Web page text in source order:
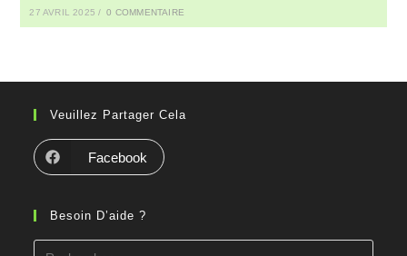
27 AVRIL 2025 / 0 COMMENTAIRE
Veuillez Partager Cela
Facebook
Besoin D’aide ?